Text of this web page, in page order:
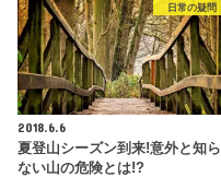
日常の疑問
2018.6.6
夏登山シーズン到来!意外と知ら
ない山の危険とは!?